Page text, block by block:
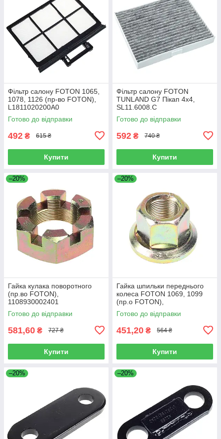
Фільтр салону FOTON 1065,
1078, 1126 (пр-во FOTON),
L1811020200A0
Готово до відправки
492 ₴ 615 ₴
Купити
Фільтр салону FOTON
TUNLAND G7 Пікап 4х4,
SL11.6008.C
Готово до відправки
592 ₴ 740 ₴
Купити
–20%
Гайка кулака поворотного
(пр.во FOTON),
1108930002401
Готово до відправки
581,60 ₴ 727 ₴
Купити
–20%
Гайка шпильки переднього
колеса FOTON 1069, 1099
(пр.о FOTON),
1106930003404
Готово до відправки
451,20 ₴ 564 ₴
Купити
–20% –20%